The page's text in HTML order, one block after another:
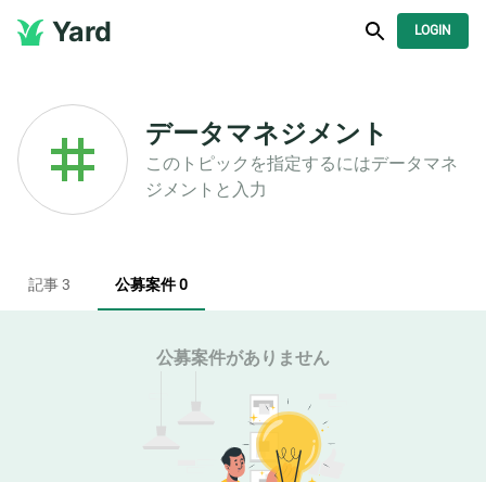
Yard LOGIN
データマネジメント
このトピックを指定するにはデータマネ
ジメント と入力
記事 3 公募案件 0
公募案件がありません